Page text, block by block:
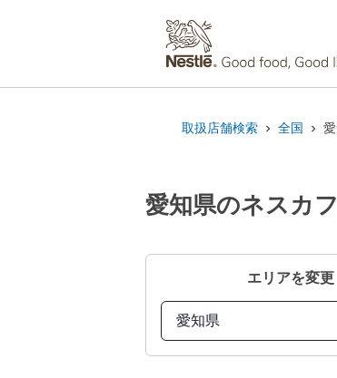
取扱店舗検索 全国
愛知県のネスカ
エリアを変更
愛知県